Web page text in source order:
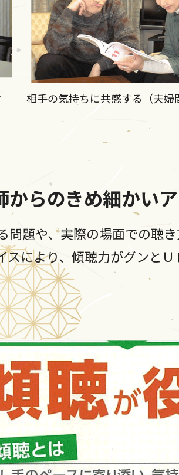
相手の気持ちに共感する（夫婦
らのきめ細かい
問題や、実際の場面での聴
により、傾聴力がグンとＵ